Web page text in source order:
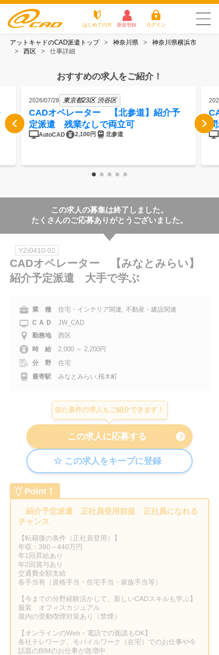
はじめての方 新規登録 ログイン
友だち追加で
最新の求人を確認
アットキャドが選ばれる3つの理由
派遣がはじめての方
お仕事を探す
お電話でのお問い合わせ
東 京 0120-630-660 大 阪
名古屋 0120-960-379 横 浜 0120-978-186
電話受付：平日 9:15～19:00
アットキャドが選
方
探す
ム
アットキャドのCAD派遣トップ 神奈川県
神奈川県横浜市
西区
仕事詳細
おすすめの求人をご紹介！
2026/07/28 東京都23区 渋谷区
CADオペレーター 【北参道】紹介予
定派遣 残業なしで両立可
AutoCAD 2,100円 北参道
この求人の募集は終了しました。
たくさんのご応募ありがとうございました。
YZt0410-02
CADオペレーター 【みなとみらい】
紹介予定派遣 大手で学ぶ
業 種
住宅・インテリア関連, 不動産・建設関連
CAD
JW_CAD
勤務地
西区
時 給
2,000 ～ 2,200円
分 野
住宅
最寄駅
みなとみらい,桜木町
似た条件の求人もご紹介できます！
Point！
紹介予定派遣 正社員登用前提 正社員になれる
チャンス
【転籍後の条件（正社員登用）】
年収：380～440万円
年1回昇給あり
年2回賞与あり
交通費全額支給
各手当有（資格手当・住宅手当・家族手当等）
【今までの分野経験活かして、新しいCADスキルも学ぶ】
服装 オフィスカジュアル
屋内の受動喫煙対策あり（禁煙）
【オンラインのWeb・電話での面談もOK】
各社テレワーク、モバイルワーク（在宅）でのお仕事や今
話題のBIMのお仕事が急増中